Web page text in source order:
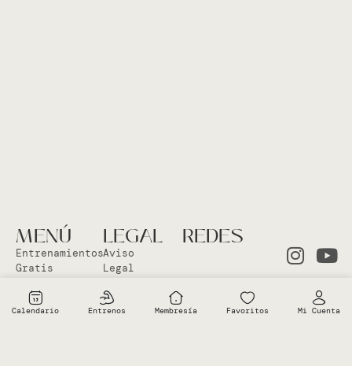
MENÚ
Entrenamientos
Gratis
Clases en
el Studio
LEGAL
Aviso
Legal
Política
Cookies
REDES
Calendario Entrenos Membresía Favoritos Mi Cuenta